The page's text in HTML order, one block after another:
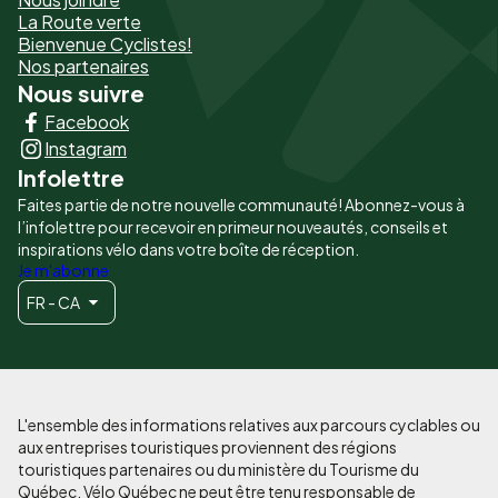
page
-
Liens
principaux
La Route verte
Bienvenue Cyclistes!
Nos partenaires
Nous suivre
Facebook
Instagram
Infolettre
Faites partie de notre nouvelle communauté! Abonnez-vous à
l’infolettre pour recevoir en primeur nouveautés, conseils et
inspirations vélo dans votre boîte de réception.
Je m'abonne
FR - CA
L'ensemble des informations relatives aux parcours cyclables ou
aux entreprises touristiques proviennent des régions
touristiques partenaires ou du ministère du Tourisme du
Québec. Vélo Québec ne peut être tenu responsable de